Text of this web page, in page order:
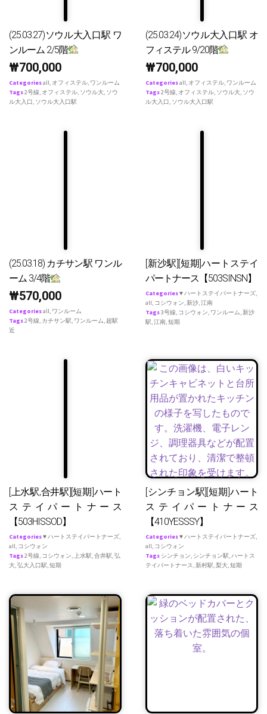
(25.03.27)ソウル大入口駅 ワ
ンルーム 2/5階
₩700,000
Categoriesall, オフィステル, ワンルーム
Tags2号線, オフィステル, ソウル大, ソウ
ル大入口, ソウル大入口駅
(25.03.24)ソウル大入口駅 オ
フィステル 9/20階
₩700,000
Categoriesall, オフィステル, ワンルーム
Tags2号線, オフィステル, ソウル大, ソウ
ル大入口, ソウル大入口駅
(25.03.18) カチサン駅 ワンル
ーム 3/4階
₩570,000
Categoriesall, ワンルーム
Tags2号線, カチサン駅, ワンルーム, 超駅
近
[新沙駅][短期]ハートステイ
パートナース【503SINSN】
Categories♥ ハートステイパートナーズ,
all, コシウォン,新沙,江南
Tags3号線, コシウォン, ワンルーム,新沙
駅,江南,短期
[上水駅,合井駅][短期]ハート
ステイパートナース
【503HISSOD】
Categories♥ ハートステイパートナーズ,
all, コシウォン
Tags2号線, コシウォン, 上水駅,合井駅,弘
大,弘大入口駅,短期
[シンチョン駅][短期]ハート
ステイパートナース
【410YESSSY】
Categories♥ ハートステイパートナーズ,
all, コシウォン
Tags シンチョン, シンチョン駅,ハートス
テイパートナース,新村駅,梨大,短期